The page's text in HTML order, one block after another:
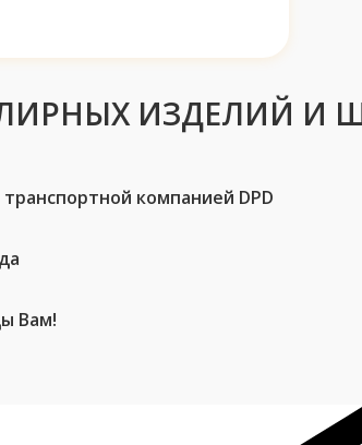
ИЗДЕЛИЙ И
компанией DPD
Вам!